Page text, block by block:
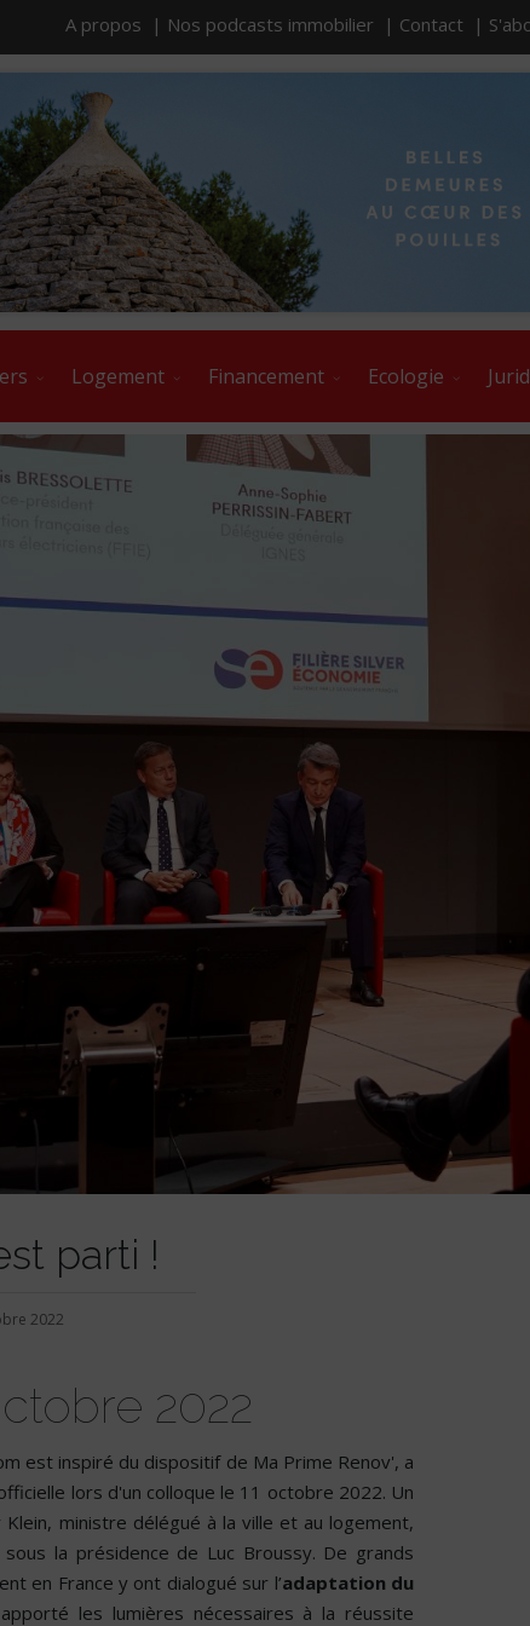
A propos | Nos podcasts immobilier | Contact |
Logement Financement Ecologie
parti !
2022
2022
est inspiré du dispositif de Ma Prime Renov', a
lors d'un colloque le 11 octobre 2022. Un
ministre délégué à la ville et au logement,
la présidence de Luc Broussy. De grands
en France y ont dialogué sur l’adaptation du
les lumières nécessaires à la réussite